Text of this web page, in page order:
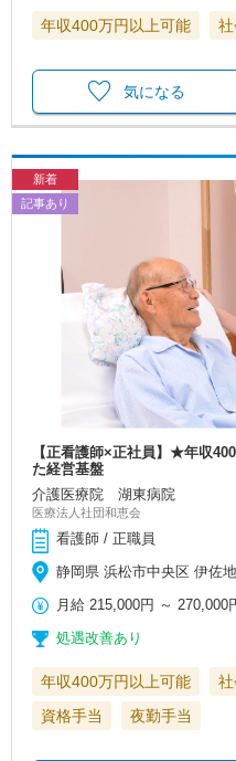
年収400万円以上可能
気になる
新着
記事あり
【正看護師×正社員】★年収
た経営基盤
介護医療院 湖東病院
医療法人社団和恵会
看護師 / 正職員
静岡県 浜松市中央区 伊佐
月給 215,000円 ～ 270,000
処遇改善あり
年収400万円以上可能
資格手当
夜勤手当